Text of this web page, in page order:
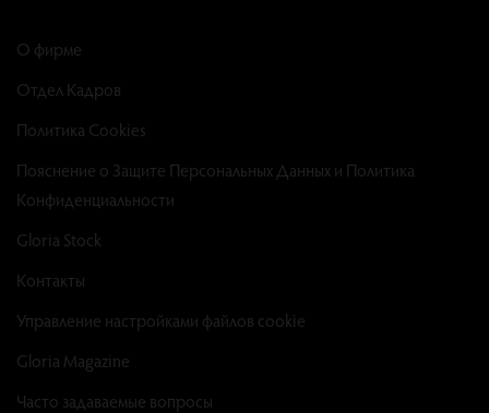
О фирме
Отдел Кадров
Политика Cookies
Пояснение о Защите Персональных Данных и Политика
Конфиденциальности
Gloria Stock
Контакты
Управление настройками файлов cookie
Gloria Magazine
Часто задаваемые вопросы